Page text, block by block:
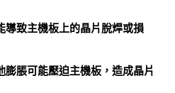
導致主機板上的晶片脫焊或損
膨脹可能壓迫主機板，造成晶片